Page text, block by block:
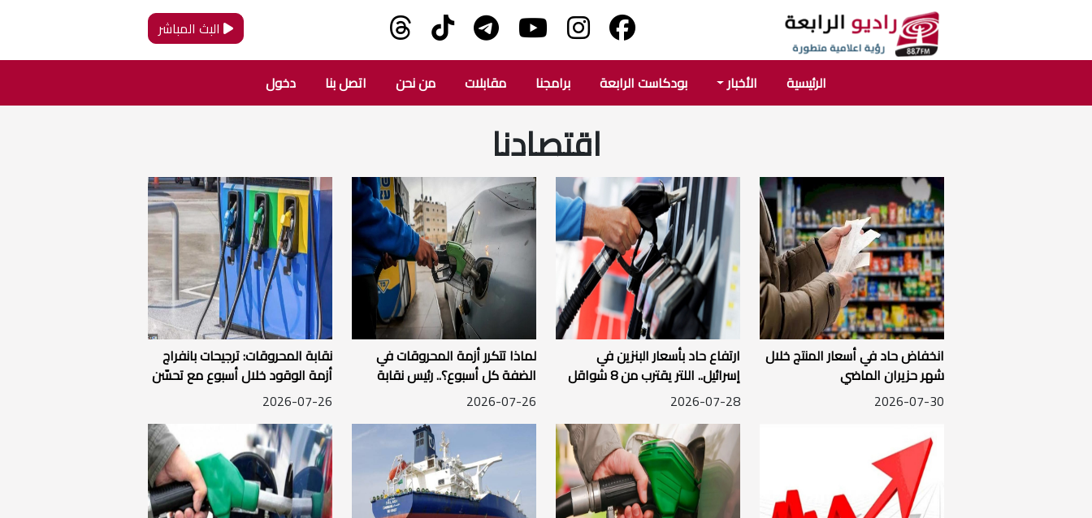
البث المباشر
الرئيسية الأخبار بودكاست الرابعة برامجنا مقابلات من نحن اتصل بنا دخول
اقتصادنا
انخفاض حاد في أسعار المنتج خلال
شهر حزيران الماضي
2026-07-30
ارتفاع حاد بأسعار البنزين في
إسرائيل.. اللتر يقترب من 8 شواقل
2026-07-28
لماذا تتكرر أزمة المحروقات في
الضفة كل أسبوع؟.. رئيس نقابة
محطات الوقود يكشف الأسباب
2026-07-26
نقابة المحروقات: ترجيحات بانفراج
أزمة الوقود خلال أسبوع مع تحسّن
تدريجي في كميات التوريد
2026-07-26